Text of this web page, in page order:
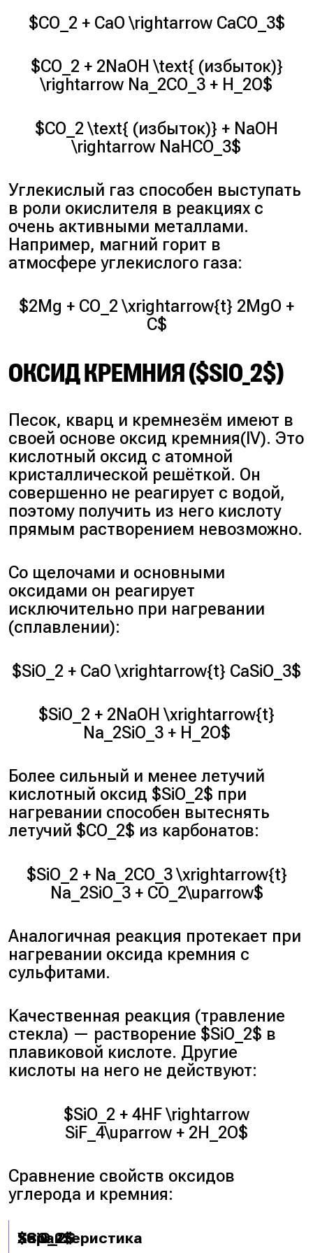
$CO_2 + CaO \rightarrow CaCO_3$
$CO_2 + 2NaOH \text{ (избыток)}
\rightarrow Na_2CO_3 + H_2O$
$CO_2 \text{ (избыток)} + NaOH
\rightarrow NaHCO_3$
Углекислый газ способен выступать
в роли окислителя в реакциях с
очень активными металлами.
Например, магний горит в
атмосфере углекислого газа:
$2Mg + CO_2 \xrightarrow{t} 2MgO +
C$
ОКСИД КРЕМНИЯ ($SIO_2$)
Песок, кварц и кремнезём имеют в
своей основе оксид кремния(IV). Это
кислотный оксид с атомной
кристаллической решёткой. Он
совершенно не реагирует с водой,
поэтому получить из него кислоту
прямым растворением невозможно.
Со щелочами и основными
оксидами он реагирует
исключительно при нагревании
(сплавлении):
$SiO_2 + CaO \xrightarrow{t} CaSiO_3$
$SiO_2 + 2NaOH \xrightarrow{t}
Na_2SiO_3 + H_2O$
Более сильный и менее летучий
кислотный оксид $SiO_2$ при
нагревании способен вытеснять
летучий $CO_2$ из карбонатов:
$SiO_2 + Na_2CO_3 \xrightarrow{t}
Na_2SiO_3 + CO_2\uparrow$
Аналогичная реакция протекает при
нагревании оксида кремния с
сульфитами.
Качественная реакция (травление
стекла) — растворение $SiO_2$ в
плавиковой кислоте. Другие
кислоты на него не действуют:
$SiO_2 + 4HF \rightarrow
SiF_4\uparrow + 2H_2O$
Сравнение свойств оксидов
углерода и кремния:
Характеристика
$CO_2$
$SiO_2$